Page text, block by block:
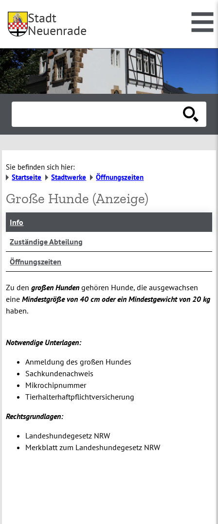
Stadt
Neuenrade
Sie befinden sich hier:
Startseite
Stadtwerke Öffnungszeiten
Große Hunde (Anzeige)
Info
Zuständige Abteilung
Öffnungszeiten
Zu dengroßen Hunden gehören Hunde, die ausgewachsen
eineMindestgröße von 40 cm oder ein Mindestgewicht von 20 kg
haben.
Notwendige Unterlagen:
Anmeldung des großen Hundes
Sachkundenachweis
Mikrochipnummer
Tierhalterhaftpflichtversicherung
Rechtsgrundlagen:
Landeshundegesetz NRW
Merkblatt zum Landeshundegesetz NRW